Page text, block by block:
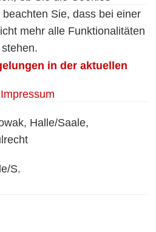
in der aktuellen
Halle/Saale,
S.
Sie, dass bei einer
mehr alle Funktionalitäten
Impressum